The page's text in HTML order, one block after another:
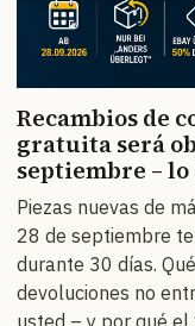
Recambios de
gratuita será
septiembre –
Piezas nuevas de
28 de septiembre
durante 30 días.
devoluciones no
usted – y por qué